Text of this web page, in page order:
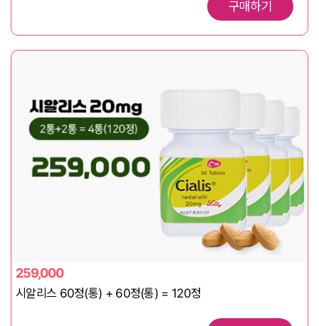
구매하기
259,000
시알리스 60정(통) + 60정(통) = 120정